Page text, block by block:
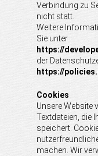
Verbindung zu
nicht statt.
Weitere
Sie unter
https://
der
https://
Cookies
Unsere Website
Textdateien, die
speichert.
machen. Wir